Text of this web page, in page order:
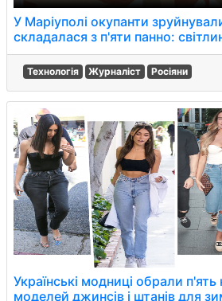
У Маріуполі окупанти
складалася з п'яти панно:
Технологія Журналіст Росіяни
Українські модниці обрали
моделей джинсів і штанів для